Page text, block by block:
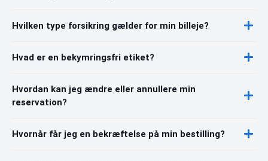
Hvilken type forsikring gælder for min billeje?
Hvad er en bekymringsfri etiket?
Hvordan kan jeg ændre eller annullere min
reservation?
Hvornår får jeg en bekræftelse på min bestilling?